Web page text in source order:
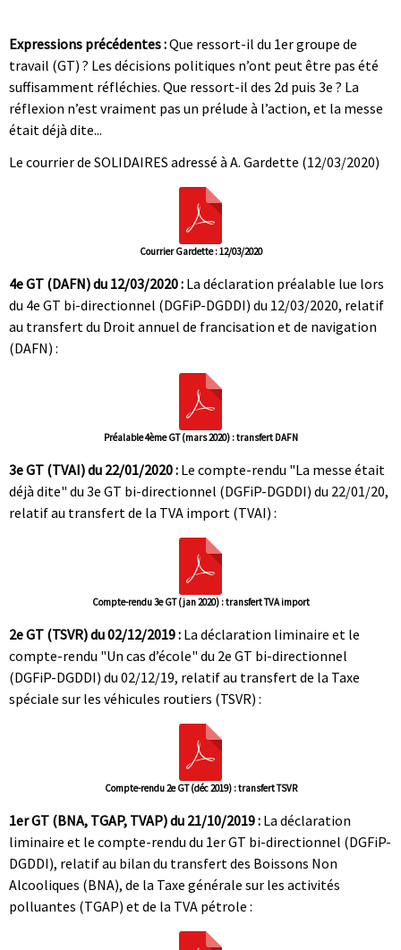
Expressions précédentes :Que ressort-il du 1er groupe de
travail (GT) ? Les décisions politiques n’ont peut être pas été
suffisamment réfléchies. Que ressort-il des 2d puis 3e ? La
réflexion n’est vraiment pas un prélude à l’action, et la messe
était déjà dite...
Le courrier de SOLIDAIRES adressé à A. Gardette (12/03/2020)
Courrier Gardette : 12/03/2020
4e GT (DAFN) du 12/03/2020 : La déclaration préalable lue lors
du 4e GT bi-directionnel (DGFiP-DGDDI) du 12/03/2020, relatif
au transfert du Droit annuel de francisation et de navigation
(DAFN) :
Préalable 4ème GT (mars 2020) : transfert DAFN
3e GT (TVAI) du 22/01/2020 : Le compte-rendu "La messe était
déjà dite" du 3e GT bi-directionnel (DGFiP-DGDDI) du 22/01/20,
relatif au transfert de la TVA import (TVAI) :
Compte-rendu 3e GT (jan 2020) : transfert TVA import
2e GT (TSVR) du 02/12/2019 : La déclaration liminaire et le
compte-rendu "Un cas d’école" du 2e GT bi-directionnel
(DGFiP-DGDDI) du 02/12/19, relatif au transfert de la Taxe
spéciale sur les véhicules routiers (TSVR) :
Compte-rendu 2e GT (déc 2019) : transfert TSVR
1er GT (BNA, TGAP, TVAP) du 21/10/2019 : La déclaration
liminaire et le compte-rendu du 1er GT bi-directionnel (DGFiP-
DGDDI), relatif au bilan du transfert des Boissons Non
Alcooliques (BNA), de la Taxe générale sur les activités
polluantes (TGAP) et de la TVA pétrole :